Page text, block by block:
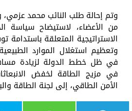
وتم إحالة طلب النائب محمد
من الأعضاء، لاستيضاح سياسة
الاستراتيجية المتعلقة باستدامة
وتعظيم استغلال الموارد
في ظل خطط الدولة لزيادة
في مزيج الطاقة لخفض
الأمن الطاقي، إلى لجنة الطاقة